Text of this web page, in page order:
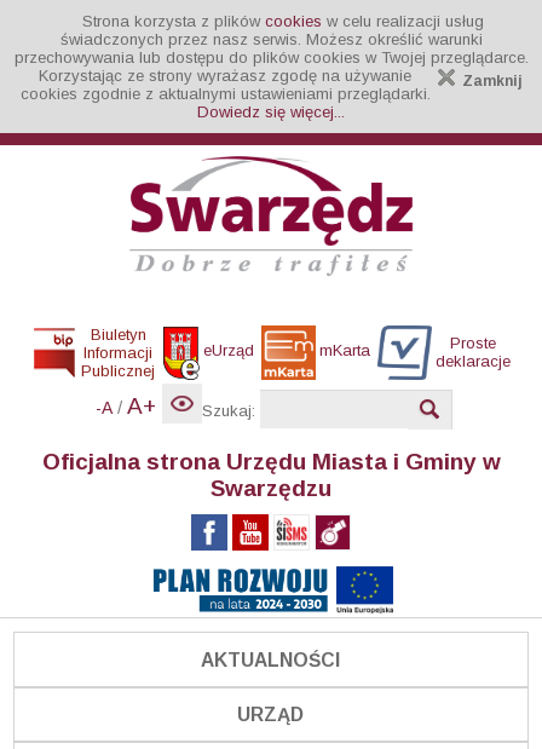
Strona korzysta z plików cookies w celu realizacji usług
świadczonych przez nasz serwis. Możesz określić warunki
przechowywania lub dostępu do plików cookies w Twojej przeglądarce.
Zamknij
Korzystając ze strony wyrażasz zgodę na używanie
cookies zgodnie z aktualnymi ustawieniami przeglądarki.
Dowiedz się więcej...
Biuletyn
Informacji
Publicznej
eUrząd mKarta
Proste
deklaracje
-A / A+ Szukaj:
Oficjalna strona Urzędu Miasta i Gminy w
Swarzędzu
AKTUALNOŚCI
URZĄD